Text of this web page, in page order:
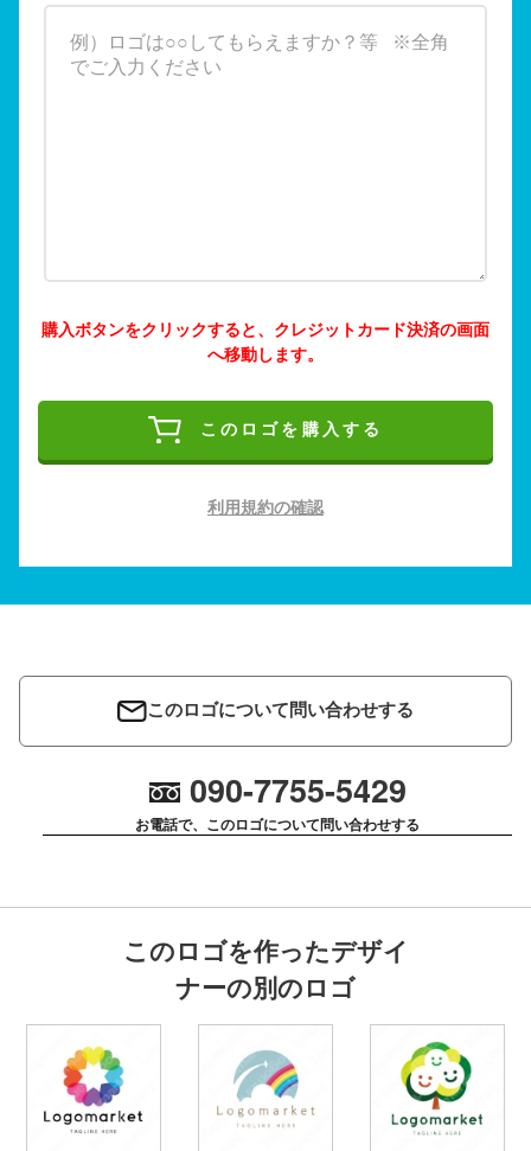
購入ボタンをクリックすると、クレジットカード決済の画面
へ移動します。
このロゴを購入する
利用規約の確認
このロゴについて問い合わせする
090-7755-5429
お電話で、このロゴについて問い合わせする
このロゴを作ったデザイ
ナーの別のロゴ